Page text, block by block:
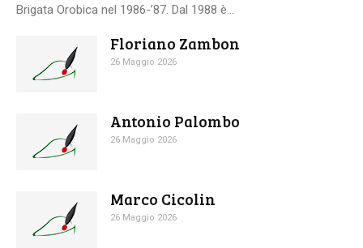
Brigata Orobica nel 1986-’87. Dal 1988 è...
Floriano Zambon
26 Maggio 2026
Antonio Palombo
26 Maggio 2026
Marco Cicolin
26 Maggio 2026